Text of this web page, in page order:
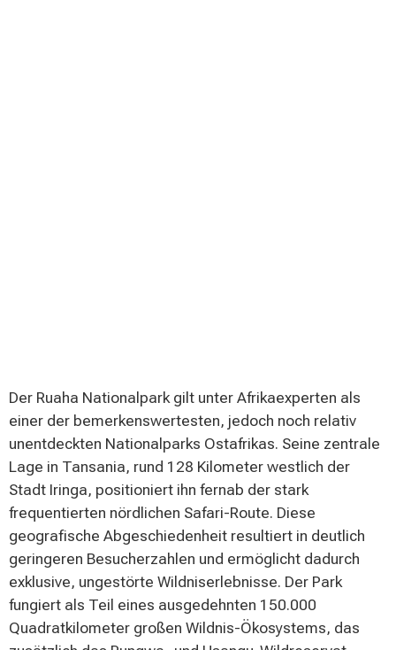
Der Ruaha Nationalpark gilt unter Afrikaexperten als
einer der bemerkenswertesten, jedoch noch relativ
unentdeckten Nationalparks Ostafrikas. Seine zentrale
Lage in Tansania, rund 128 Kilometer westlich der
Stadt Iringa, positioniert ihn fernab der stark
frequentierten nördlichen Safari-Route. Diese
geografische Abgeschiedenheit resultiert in deutlich
geringeren Besucherzahlen und ermöglicht dadurch
exklusive, ungestörte Wildniserlebnisse. Der Park
fungiert als Teil eines ausgedehnten 150.000
Quadratkilometer großen Wildnis-Ökosystems, das